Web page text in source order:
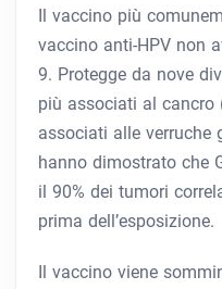
Il vaccino più
vaccino anti-HPV non
9. Protegge da nove
più associati al cancro
associati alle verruche
hanno dimostrato che
il 90% dei tumori
prima dell’esposizione.
Il vaccino viene